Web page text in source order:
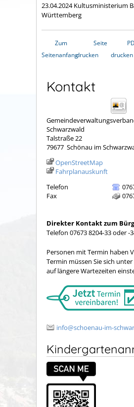
23.04.2024 Kultusministerium
Württemberg
Zum
Seitenanfang
Seite
drucken
drucken
Kontakt
Schwarzwald
Talstraße 22
79677 Schönau im
OpenStreetMap
Fahrplanauskunft
Telefon
Fax
Direkter Kontakt zum
Telefon 07673 8204-33 oder -
Personen mit Termin haben
Termin müssen Sie sich
auf längere Wartezeiten
info@schoenau-im-